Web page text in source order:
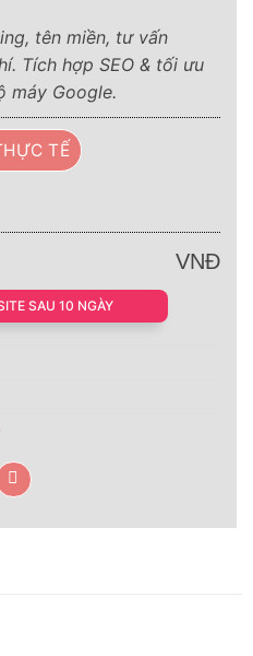
tên miền, tư vấn
Tích hợp SEO & tối ưu
máy Google.
TẾ
VNĐ
SAU 10 NGÀY